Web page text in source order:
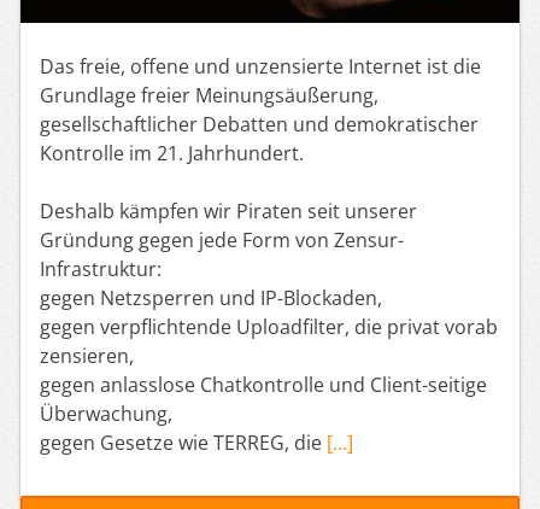
Das freie, offene und unzensierte Internet ist die
Grundlage freier Meinungsäußerung,
gesellschaftlicher Debatten und demokratischer
Kontrolle im 21. Jahrhundert.
Deshalb kämpfen wir Piraten seit unserer
Gründung gegen jede Form von Zensur-
Infrastruktur:
gegen Netzsperren und IP-Blockaden,
gegen verpflichtende Uploadfilter, die privat vorab
zensieren,
gegen anlasslose Chatkontrolle und Client-seitige
Überwachung,
gegen Gesetze wie TERREG, die […]